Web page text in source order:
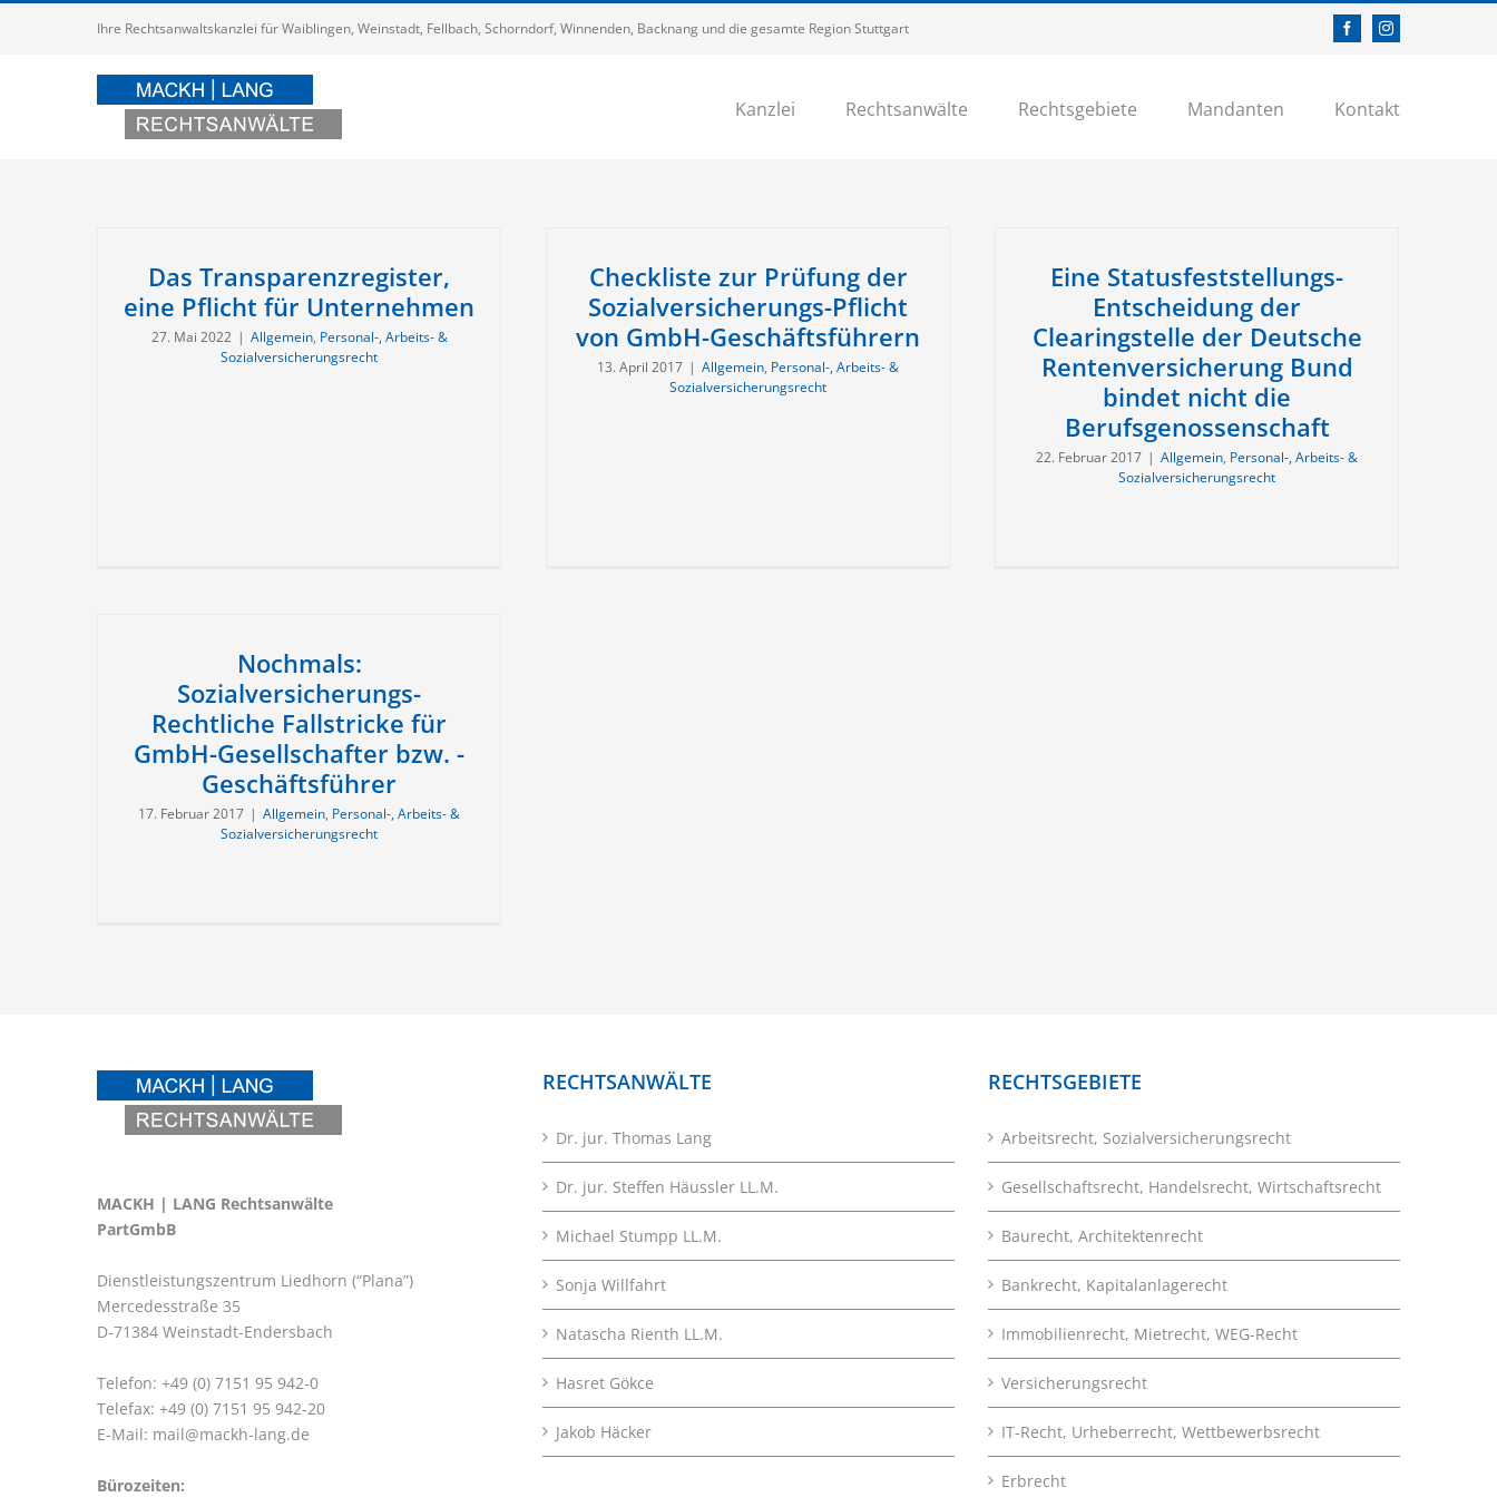
Ihre Rechtsanwaltskanzlei für Waiblingen, Weinstadt, Fellbach, Schorndorf, Winnenden, Backnang und die gesamte Region Stuttgart FacebookInstagram
Kanzlei Rechtsanwälte Rechtsgebiete Mandanten Kontakt
Das Transparenzregister,
eine Pflicht für Unternehmen
27. Mai 2022 | Allgemein, Personal-, Arbeits- &
Sozialversicherungsrecht
Checkliste zur Prüfung der
Sozialversicherungs-Pflicht
von GmbH-Geschäftsführern
13. April 2017 | Allgemein, Personal-, Arbeits- &
Sozialversicherungsrecht
Eine Statusfeststellungs-
Entscheidung der
Clearingstelle der Deutsche
Rentenversicherung Bund
bindet nicht die
Berufsgenossenschaft
22. Februar 2017 | Allgemein, Personal-, Arbeits- &
Sozialversicherungsrecht
Nochmals:
Sozialversicherungs-
Rechtliche Fallstricke für
GmbH-Gesellschafter bzw. -
Geschäftsführer
17. Februar 2017 | Allgemein, Personal-, Arbeits- &
Sozialversicherungsrecht
MACKH | LANG Rechtsanwälte
PartGmbB
Dienstleistungszentrum Liedhorn (“Plana”)
Mercedesstraße 35
D-71384 Weinstadt-Endersbach
Telefon: +49 (0) 7151 95 942-0
Telefax: +49 (0) 7151 95 942-20
E-Mail: mail@mackh-lang.de
Bürozeiten:
RECHTSANWÄLTE
Dr. jur. Thomas Lang
Dr. jur. Steffen Häussler LL.M.
Michael Stumpp LL.M.
Sonja Willfahrt
Natascha Rienth LL.M.
Hasret Gökce
Jakob Häcker
RECHTSGEBIETE
Arbeitsrecht, Sozialversicherungsrecht
Gesellschaftsrecht, Handelsrecht, Wirtschaftsrecht
Baurecht, Architektenrecht
Bankrecht, Kapitalanlagerecht
Immobilienrecht, Mietrecht, WEG-Recht
Versicherungsrecht
IT-Recht, Urheberrecht, Wettbewerbsrecht
Erbrecht